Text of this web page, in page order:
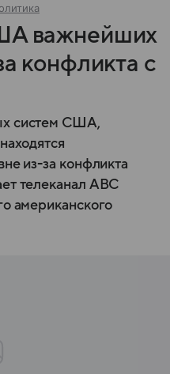
важнейших
конфликта с
систем США,
из-за конфликта
телеканал ABC
американского